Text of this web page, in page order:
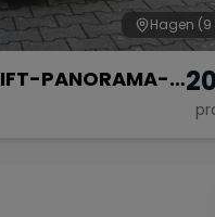
Hagen (9
PANORAMA-